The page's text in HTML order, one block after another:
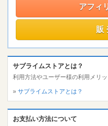
アフィ
販
サブライムストアとは？
利用方法やユーザー様の利用メリッ
» サブライムストアとは？
お支払い方法について